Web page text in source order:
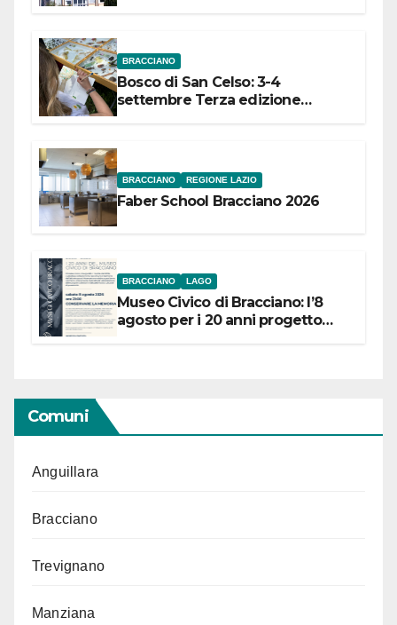
BRACCIANO
Bosco di San Celso: 3-4
settembre Terza edizione
BRACCIANO REGIONE LAZIO
Faber School Bracciano 2026
BRACCIANO LAGO
Museo Civico di Bracciano: l’8
agosto per i 20 anni progetto
Comuni
Anguillara
Bracciano
Trevignano
Manziana